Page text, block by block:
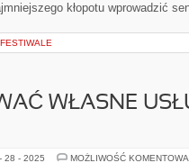
kłopotu wprowadzić
WŁASNE
28 - 2025 MOŻLIWOŚĆ